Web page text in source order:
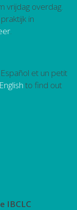
vrijdag overdag.
in
et un petit
to find out
IBCLC